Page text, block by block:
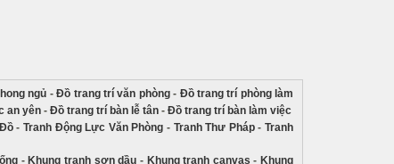
ngủ -Đồ trang trí văn phòng- Đồ trang trí phòng làm
an yên - Đồ trang trí bàn lễ tân - Đồ trang trí bàn làm việc
- Tranh Động Lực Văn Phòng - Tranh Thư Pháp-Tranh
- Khung tranh sơn dầu - Khung tranh canvas - Khung